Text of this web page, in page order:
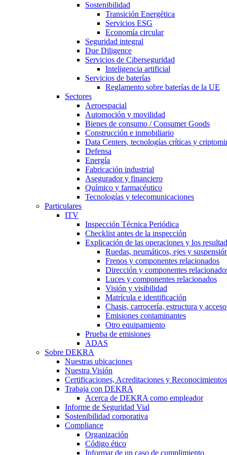
Sostenibilidad
Transición Energética
Servicios ESG
Economía circular
Seguridad integral
Due Diligence
Servicios de Ciberseguridad
Inteligencia artificial
Servicios de baterías
Reglamento sobre baterías de la UE
Sectores
Aeroespacial
Automoción y movilidad
Bienes de consumo / Consumer Goods
Construcción e inmobiliario
Data Centers, tecnologías críticas y
Defensa
Energía
Fabricación industrial
Asegurador y financiero
Químico y farmacéutico
Tecnologías y telecomunicaciones
Particulares
ITV
Inspección Técnica Periódica
Checklist antes de la inspección
Explicación de las operaciones y los
Ruedas, neumáticos, ejes y
Frenos y componentes relacionados
Dirección y componentes
Luces y componentes relacionados
Visión y visibilidad
Matrícula e identificación
Chasis, carrocería, estructura y
Emisiones contaminantes
Otro equipamiento
Prueba de emisiones
ADAS
Sobre DEKRA
Nuestras ubicaciones
Nuestra Visión
Certificaciones, Acreditaciones y Reconocimientos
Trabaja con DEKRA
Acerca de DEKRA como empleador
Informe de Seguridad Vial
Sostenibilidad corporativa
Compliance
Organización
Código ético
Informar de un caso de cumplimiento